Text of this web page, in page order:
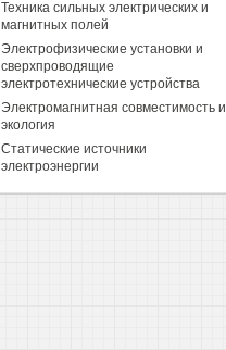
Техника сильных электрических и
магнитных полей
Электрофизические установки и
сверхпроводящие
электротехнические устройства
Электромагнитная совместимость и
экология
Статические источники
электроэнергии